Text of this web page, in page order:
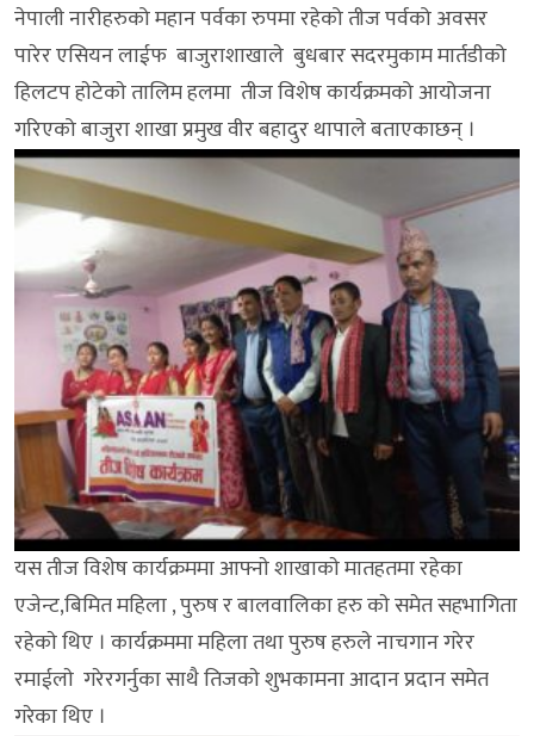
नेपाली नारीहरुको महान पर्वका रुपमा रहेको तीज पर्वको अवसर
पारेर एसियन लाईफ बाजुराशाखाले बुधबार सदरमुकाम मार्तडीको
हिलटप हाेटेकाे तालिम हलमा तीज विशेष कार्यक्रमको आयोजना
गरिएको बाजुरा शाखा प्रमुख वीर बहादुर थापाले बताएकाछन् ।
यस तीज विशेष कार्यक्रममा आफ्नाे शाखाकाे मातहतमा रहेका
एजेन्ट,बिमित महिला , पुरुष र बालवालिका हरु काे समेत सहभागिता
रहेकाे थिए । कार्यक्रममा महिला तथा पुरुष हरुले नाचगान गरेर
रमाईलाे गरेरगर्नुका साथै तिजकाे शुभकामना आदान प्रदान समेत
गरेका थिए ।